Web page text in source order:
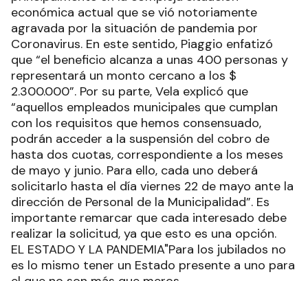
económica actual que se vió notoriamente
agravada por la situación de pandemia por
Coronavirus. En este sentido, Piaggio enfatizó
que “el beneficio alcanza a unas 400 personas y
representará un monto cercano a los $
2.300.000”. Por su parte, Vela explicó que
“aquellos empleados municipales que cumplan
con los requisitos que hemos consensuado,
podrán acceder a la suspensión del cobro de
hasta dos cuotas, correspondiente a los meses
de mayo y junio. Para ello, cada uno deberá
solicitarlo hasta el día viernes 22 de mayo ante la
dirección de Personal de la Municipalidad”. Es
importante remarcar que cada interesado debe
realizar la solicitud, ya que esto es una opción.
EL ESTADO Y LA PANDEMIA"Para los jubilados no
es lo mismo tener un Estado presente a uno para